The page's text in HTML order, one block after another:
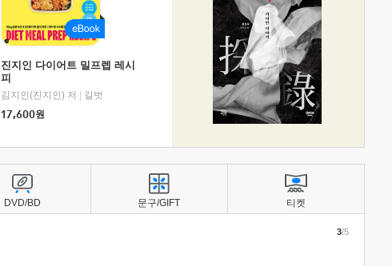
진지인 다이어트 밀프렙 레시
피
김지인(진지인) 저
길벗
17,600원
3/5
DVD/BD 문구/GIFT 티켓